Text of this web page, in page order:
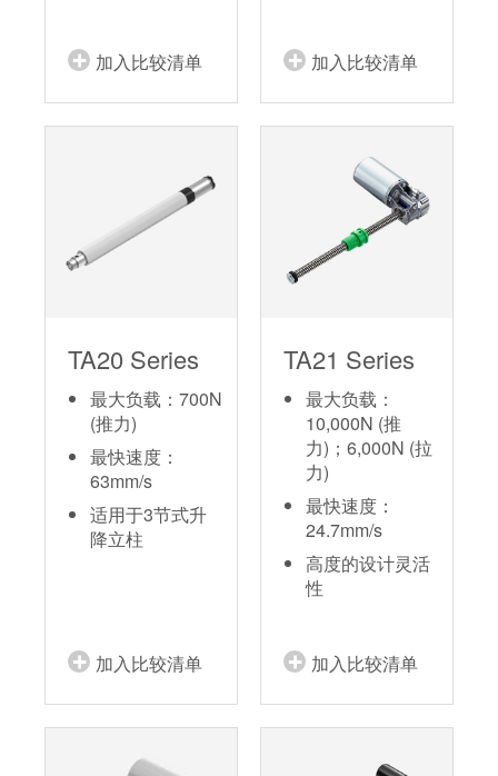
加入比较清单 加入比较清单
TA20 Series
最大负载：700N
(推力)
最快速度：
63mm/s
适用于3节式升
降立柱
加入比较清单
TA21 Series
最大负载：
10,000N (推
力)；6,000N (拉
力)
最快速度：
24.7mm/s
高度的设计灵活
性
加入比较清单